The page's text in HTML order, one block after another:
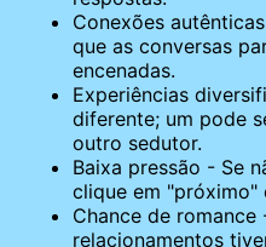
Conexões
que as conversas
encenadas.
Experiências
diferente; um pode
outro sedutor.
Baixa pressão - Se
clique em "próximo"
Chance de
relacionamentos